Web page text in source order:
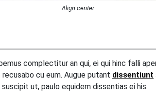
Align center
complectitur an qui, ei qui hinc falli
cu eum. Augue putant dissentiunt
ut, paulo equidem dissentias ei his.